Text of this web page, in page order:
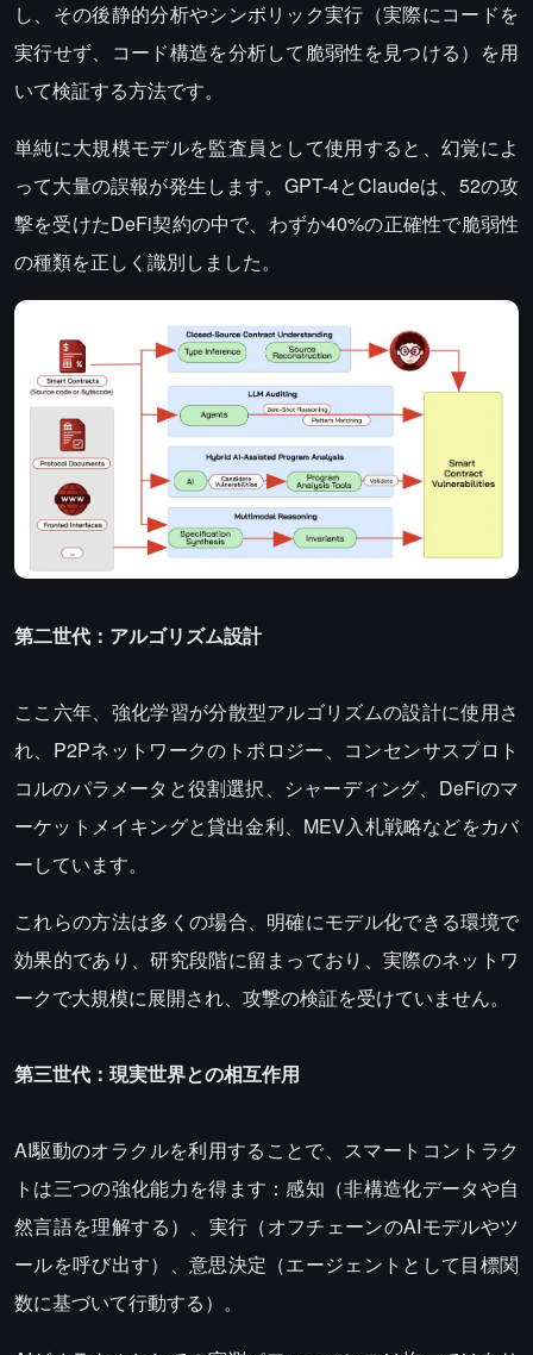
し、その後静的分析やシンボリック実行（実際にコードを
実行せず、コード構造を分析して脆弱性を見つける）を用
いて検証する方法です。
単純に大規模モデルを監査員として使用すると、幻覚によ
って大量の誤報が発生します。GPT-4とClaudeは、52の攻
撃を受けたDeFi契約の中で、わずか40%の正確性で脆弱性
の種類を正しく識別しました。
第二世代：アルゴリズム設計
ここ六年、強化学習が分散型アルゴリズムの設計に使用さ
れ、P2Pネットワークのトポロジー、コンセンサスプロト
コルのパラメータと役割選択、シャーディング、DeFiのマ
ーケットメイキングと貸出金利、MEV入札戦略などをカバ
ーしています。
これらの方法は多くの場合、明確にモデル化できる環境で
効果的であり、研究段階に留まっており、実際のネットワ
ークで大規模に展開され、攻撃の検証を受けていません。
第三世代：現実世界との相互作用
AI駆動のオラクルを利用することで、スマートコントラク
トは三つの強化能力を得ます：感知（非構造化データや自
然言語を理解する）、実行（オフチェーンのAIモデルやツ
ールを呼び出す）、意思決定（エージェントとして目標関
数に基づいて行動する）。